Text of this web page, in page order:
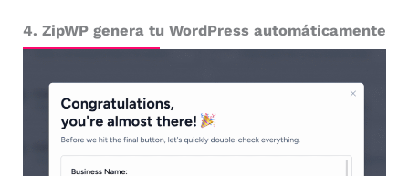
4. ZipWP genera tu WordPress automáticamente